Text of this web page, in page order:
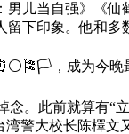
儿当自强》《仙
下印象。他和多
，成为今晚
。此前就算有“
警大校长陈檡